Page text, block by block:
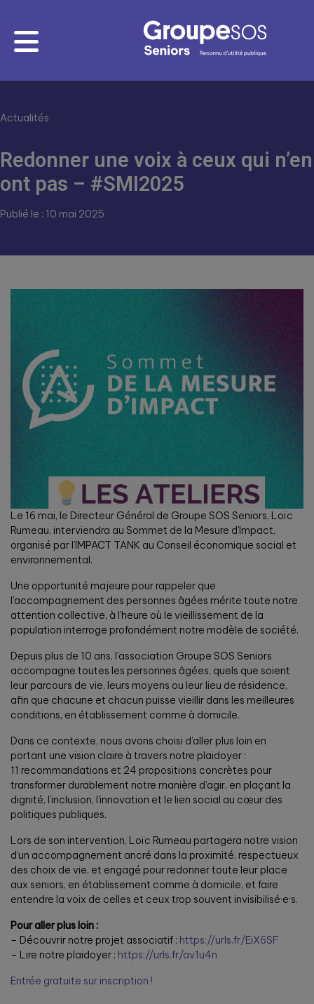
Actualités
Redonner une voix à ceux qui n’en
ont pas – #SMI2025
Publié le : 10 mai 2025
Le 16 mai, le Directeur Général de Groupe SOS Seniors, Loïc
Rumeau, interviendra au Sommet de la Mesure d’Impact,
organisé par l’IMPACT TANK au Conseil économique social et
environnemental.
Une opportunité majeure pour rappeler que
l’accompagnement des personnes âgées mérite toute notre
attention collective, à l’heure où le vieillissement de la
population interroge profondément notre modèle de société.
Depuis plus de 10 ans, l’association Groupe SOS Seniors
accompagne toutes les personnes âgées, quels que soient
leur parcours de vie, leurs moyens ou leur lieu de résidence,
afin que chacune et chacun puisse vieillir dans les meilleures
conditions, en établissement comme à domicile.
Dans ce contexte, nous avons choisi d’aller plus loin en
portant une vision claire à travers notre plaidoyer :
11 recommandations et 24 propositions concrètes pour
transformer durablement notre manière d’agir, en plaçant la
dignité, l’inclusion, l’innovation et le lien social au cœur des
politiques publiques.
Lors de son intervention, Loïc Rumeau partagera notre vision
d’un accompagnement ancré dans la proximité, respectueux
des choix de vie, et engagé pour redonner toute leur place
aux seniors, en établissement comme à domicile, et faire
entendre la voix de celles et ceux trop souvent invisibilisé·e·s.
Pour aller plus loin :
– Découvrir notre projet associatif : https://urls.fr/EiX6SF
– Lire notre plaidoyer : https://urls.fr/av1u4n
Entrée gratuite sur inscription !